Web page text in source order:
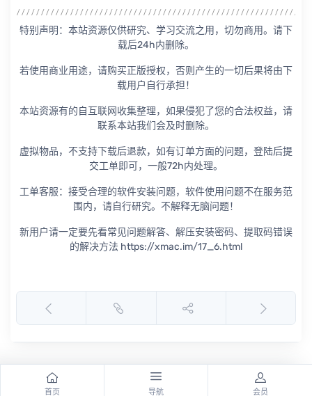
特别声明：本站资源仅供研究、学习交流之用，切勿商用。请下
载后24h内删除。
若使用商业用途，请购买正版授权，否则产生的一切后果将由下
载用户自行承担！
本站资源有的自互联网收集整理，如果侵犯了您的合法权益，请
联系本站我们会及时删除。
虚拟物品，不支持下载后退款，如有订单方面的问题，登陆后提
交工单即可，一般72h内处理。
工单客服：接受合理的软件安装问题，软件使用问题不在服务范
围内，请自行研究。不解释无脑问题！
新用户请一定要先看常见问题解答、解压安装密码、提取码错误
的解决方法 https://xmac.im/17_6.html
首页 导航 会员